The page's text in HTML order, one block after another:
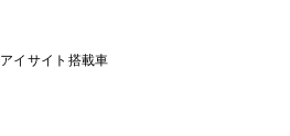
アイサイト搭載車